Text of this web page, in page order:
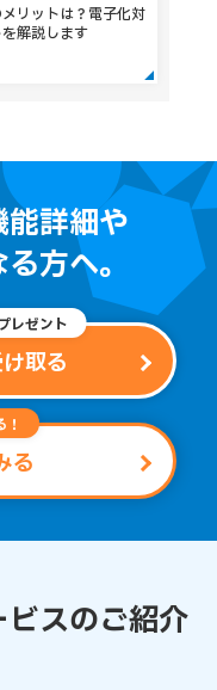
リットは？電子化対
解説します
能詳細や
方へ。
レゼント
取る
る
ビスのご紹介